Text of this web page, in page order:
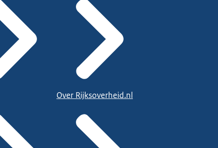
Over Rijksoverheid.nl